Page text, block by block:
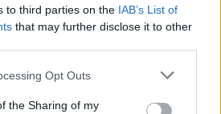
to third parties on the IAB’s List of
that may further disclose it to other
app uses one or more Google
usage behaviour. You may click to
Opt Outs
the Sharing of myη πιο Εύκολη